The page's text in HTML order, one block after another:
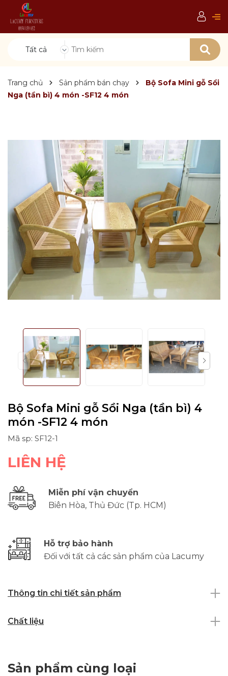
Tất cả
Trang chủ Sản phẩm bán chạy
Bộ Sofa Mini gỗ Sồi
Nga (tần bì) 4 món -SF12 4 món
Bộ Sofa Mini gỗ Sồi Nga (tần bì) 4
món -SF12 4 món
Mã sp: SF12-1
LIÊN HỆ
Miễn phí vận chuyển
Biên Hòa, Thủ Đức (Tp. HCM)
Hỗ trợ bảo hành
Đối với tất cả các sản phẩm của Lacumy
Thông tin chi tiết sản phẩm
Chất liệu
Sản phẩm cùng loại